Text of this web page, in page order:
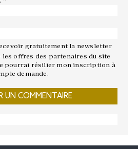
gratuitement la newsletter
offres des partenaires du site
pourrai résilier mon inscription à
demande.